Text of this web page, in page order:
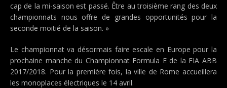
cap de la mi-saison est passé. Être au troisième rang des deux
championnats nous offre de grandes opportunités pour la
seconde moitié de la saison. »
Le championnat va désormais faire escale en Europe pour la
prochaine manche du Championnat Formula E de la FIA ABB
2017/2018. Pour la première fois, la ville de Rome accueillera
les monoplaces électriques le 14 avril.